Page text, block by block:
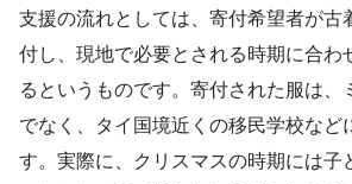
支援の流れとしては、寄付希望者が古
付し、現地で必要とされる時期に合わ
るというものです。寄付された服は、
でなく、タイ国境近くの移民学校など
す。実際に、クリスマスの時期には子